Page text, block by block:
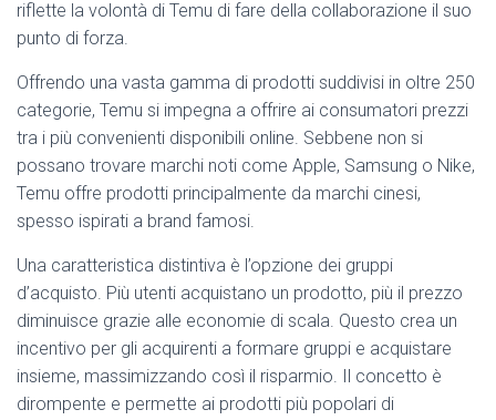
riflette la volontà di Temu di fare della collaborazione il suo
punto di forza.
Offrendo una vasta gamma di prodotti suddivisi in oltre 250
categorie, Temu si impegna a offrire ai consumatori prezzi
tra i più convenienti disponibili online. Sebbene non si
possano trovare marchi noti come Apple, Samsung o Nike,
Temu offre prodotti principalmente da marchi cinesi,
spesso ispirati a brand famosi.
Una caratteristica distintiva è l’opzione dei gruppi
d’acquisto. Più utenti acquistano un prodotto, più il prezzo
diminuisce grazie alle economie di scala. Questo crea un
incentivo per gli acquirenti a formare gruppi e acquistare
insieme, massimizzando così il risparmio. Il concetto è
dirompente e permette ai prodotti più popolari di